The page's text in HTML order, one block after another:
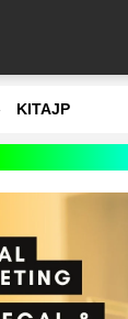
KITAJP